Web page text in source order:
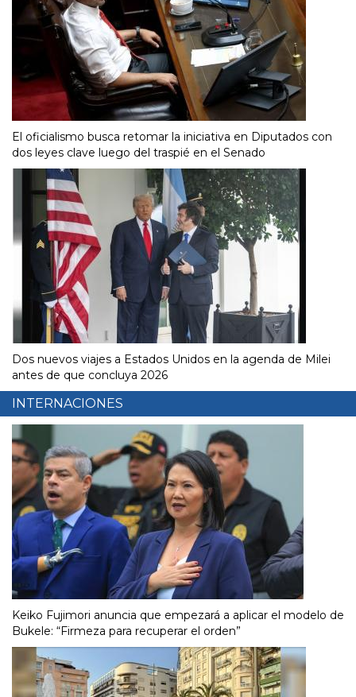
El oficialismo busca retomar la iniciativa en Diputados con
dos leyes clave luego del traspié en el Senado
Dos nuevos viajes a Estados Unidos en la agenda de Milei
antes de que concluya 2026
INTERNACIONES
Keiko Fujimori anuncia que empezará a aplicar el modelo de
Bukele: “Firmeza para recuperar el orden”